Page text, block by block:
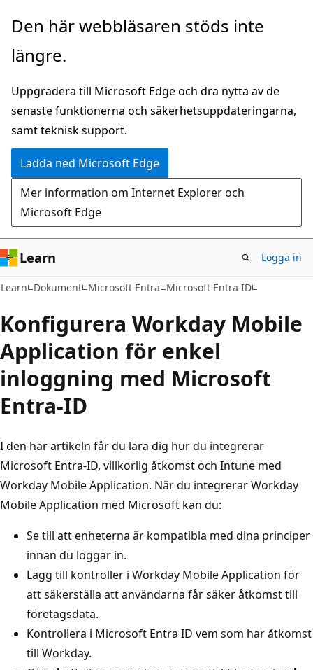
Hoppa
huvudinnehåll
Den här webbläsaren stöds inte
längre.
Uppgradera till Microsoft Edge och dra nytta av de
senaste funktionerna och säkerhetsuppdateringarna,
samt teknisk support.
Ladda ned Microsoft Edge
Mer information om Internet Explorer och
Microsoft Edge
Learn Logga in
Learn Dokument Microsoft Entra Microsoft Entra ID
Konfigurera Workday Mobile
Application för enkel
inloggning med Microsoft
Entra-ID
I den här artikeln får du lära dig hur du integrerar
Microsoft Entra-ID, villkorlig åtkomst och Intune med
Workday Mobile Application. När du integrerar Workday
Mobile Application med Microsoft kan du:
Se till att enheterna är kompatibla med dina principer
innan du loggar in.
Lägg till kontroller i Workday Mobile Application för
att säkerställa att användarna får säker åtkomst till
företagsdata.
Kontrollera i Microsoft Entra ID vem som har åtkomst
till Workday.